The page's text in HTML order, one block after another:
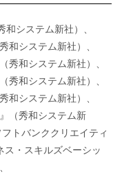
和システム新社）、
和システム新社）、
秀和システム新社）、
秀和システム新社）、
和システム新社）、
（秀和システム新
トバンククリエイティ
ス・スキルズベーシッ